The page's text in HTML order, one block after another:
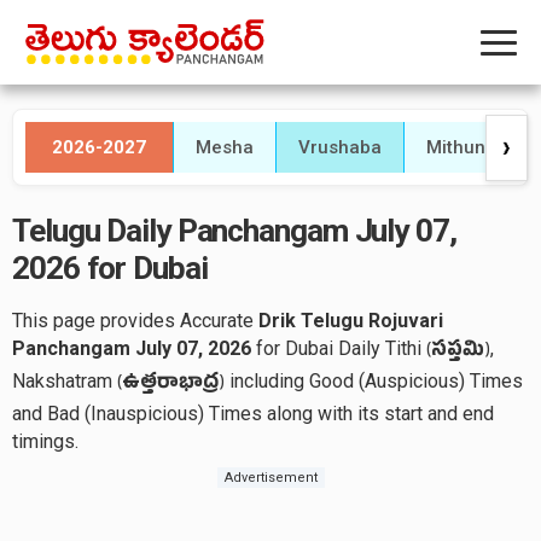
2026-2027 Mesha Vrushaba Mithuna ❯
Telugu Daily Panchangam July 07,
2026 for Dubai
This page provides Accurate Drik Telugu Rojuvari
Panchangam July 07, 2026 for Dubai Daily Tithi (సప్తమి),
Nakshatram (ఉత్తరాభాద్ర) including Good (Auspicious) Times
and Bad (Inauspicious) Times along with its start and end
timings.
Advertisement